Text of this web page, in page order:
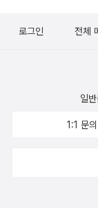
로그인 전체
일
1:1 문의